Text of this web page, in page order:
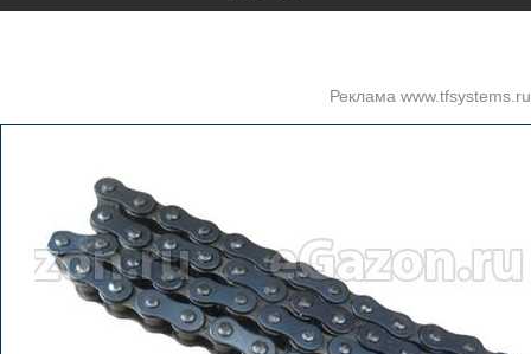
Реклама www.tfsystems.ru